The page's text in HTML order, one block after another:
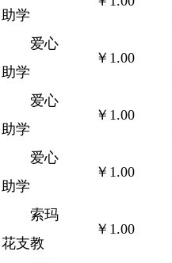
助学
爱心
助学
￥1.00
爱心
助学
￥1.00
爱心
助学
￥1.00
索玛
花支教
￥1.00